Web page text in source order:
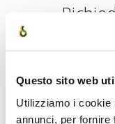
Questo sito web
Utilizziamo i cookie
annunci, per fornire